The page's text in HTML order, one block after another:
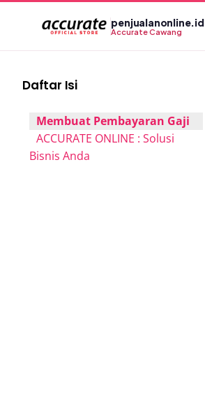
penjualanonline.id
Accurate Cawang
Daftar Isi
Membuat Pembayaran Gaji
ACCURATE ONLINE : Solusi
Bisnis Anda